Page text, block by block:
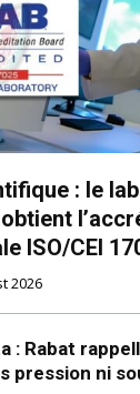
: le
ISO/CEI
2026
: Rabat
pression ni